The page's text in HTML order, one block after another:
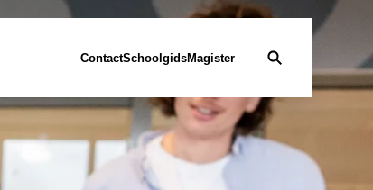
ContactSchoolgidsMagister